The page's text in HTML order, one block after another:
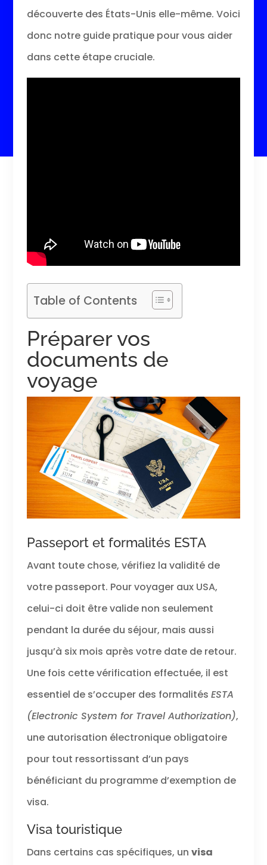
découverte des États-Unis elle-même. Voici
donc notre guide pratique pour vous aider
dans cette étape cruciale.
Table of Contents
Préparer vos
documents de
voyage
Passeport et formalités ESTA
Avant toute chose, vérifiez la validité de
votre passeport. Pour voyager aux USA,
celui-ci doit être valide non seulement
pendant la durée du séjour, mais aussi
jusqu’à six mois après votre date de retour.
Une fois cette vérification effectuée, il est
essentiel de s’occuper des formalités ESTA
(Electronic System for Travel Authorization),
une autorisation électronique obligatoire
pour tout ressortissant d’un pays
bénéficiant du programme d’exemption de
visa.
Visa touristique
Dans certains cas spécifiques, un visa